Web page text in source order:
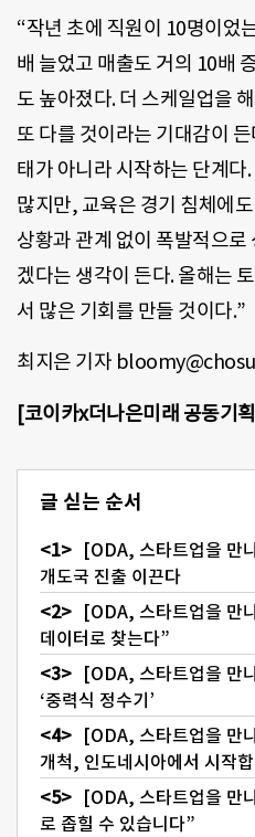
“작년 초에 직원이 10명이었
배 늘었고 매출도 거의 10배
도 높아졌다. 더 스케일업을
또 다를 것이라는 기대감이
태가 아니라 시작하는 단계다
많지만, 교육은 경기 침체에
상황과 관계 없이 폭발적으
겠다는 생각이 든다. 올해는
서 많은 기회를 만들 것이다.”
최지은 기자
[코이카x더나은미래 공동기
글 싣는 순서
[ODA, 스타트업을 만
개도국 진출 이끈다
[ODA, 스타트업을 만
데이터로 찾는다”
[ODA, 스타트업을 만
‘중력식 정수기’
[ODA, 스타트업을 만
개척, 인도네시아에서 시작
[ODA, 스타트업을 만
로 좁힐 수 있습니다”